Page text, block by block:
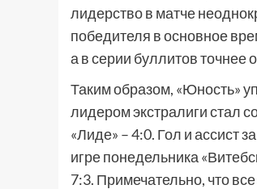
лидерство в матче
победителя в основное
а в серии буллитов точнее
Таким образом, «Юность»
лидером экстралиги стал
«Лиде» – 4:0. Гол и ассист
игре понедельника
7:3. Примечательно, что